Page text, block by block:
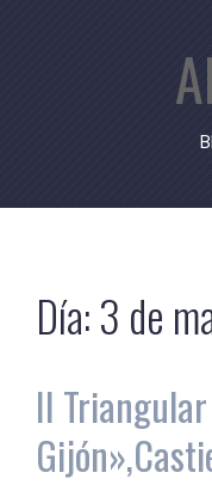
Día:3 de
II